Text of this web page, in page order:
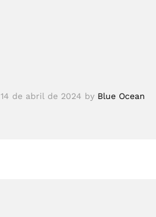
14 de abril de 2024 by Blue Ocean